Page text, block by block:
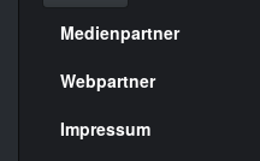
Menülinks
rechte
Seite
Medienpartner
Webpartner
Impressum